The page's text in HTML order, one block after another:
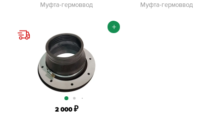
Муфта-гермоввод Муфта-гермоввод
2 000₽
+